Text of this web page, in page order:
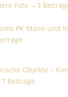
Foto → 3
PK Mann und
Objekte –
Beiträge